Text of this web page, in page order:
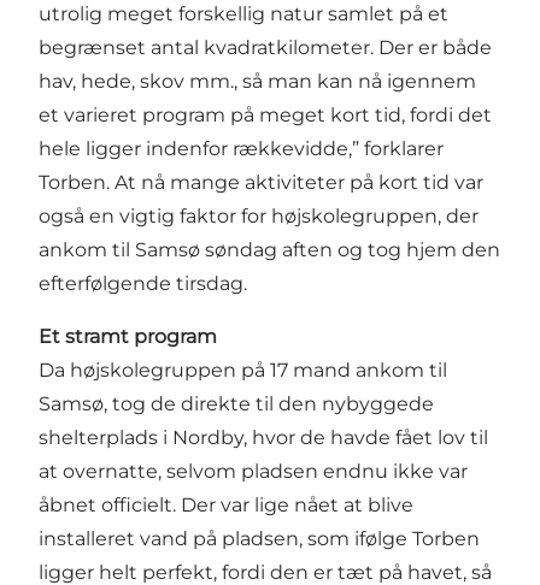
utrolig meget forskellig natur samlet på et
begrænset antal kvadratkilometer. Der er både
hav, hede, skov mm., så man kan nå igennem
et varieret program på meget kort tid, fordi det
hele ligger indenfor rækkevidde,” forklarer
Torben. At nå mange aktiviteter på kort tid var
også en vigtig faktor for højskolegruppen, der
ankom til Samsø søndag aften og tog hjem den
efterfølgende tirsdag.
Et stramt program
Da højskolegruppen på 17 mand ankom til
Samsø, tog de direkte til den nybyggede
shelterplads i Nordby, hvor de havde fået lov til
at overnatte, selvom pladsen endnu ikke var
åbnet officielt. Der var lige nået at blive
installeret vand på pladsen, som ifølge Torben
ligger helt perfekt, fordi den er tæt på havet, så